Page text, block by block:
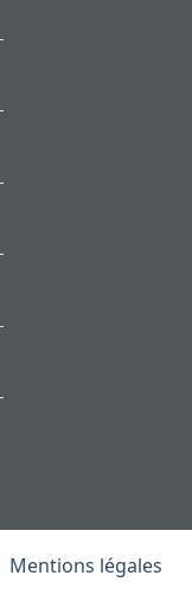
Mentions légales